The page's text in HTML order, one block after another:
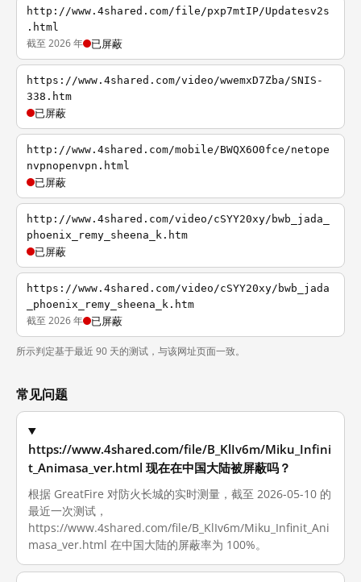
http://www.4shared.com/file/pxp7mtIP/Updatesv2s
.html
截至 2026 年 已屏蔽
https://www.4shared.com/video/wwemxD7Zba/SNIS-
338.htm
已屏蔽
http://www.4shared.com/mobile/BWQX6O0fce/netope
nvpnopenvpn.html
已屏蔽
http://www.4shared.com/video/cSYY20xy/bwb_jada_
phoenix_remy_sheena_k.htm
已屏蔽
https://www.4shared.com/video/cSYY20xy/bwb_jada
_phoenix_remy_sheena_k.htm
截至 2026 年 已屏蔽
所示判定基于最近 90 天的测试，与该网址页面一致。
常见问题
https://www.4shared.com/file/B_KlIv6m/Miku_Infini
t_Animasa_ver.html 现在在中国大陆被屏蔽吗？
根据 GreatFire 对防火长城的实时测量，截至 2026-05-10 的
最近一次测试，
https://www.4shared.com/file/B_KlIv6m/Miku_Infinit_Ani
masa_ver.html 在中国大陆的屏蔽率为 100%。